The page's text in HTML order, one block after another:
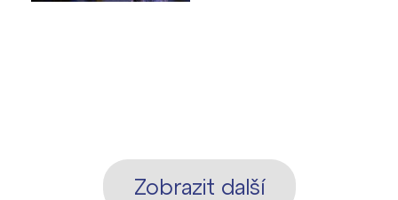
Zobrazit další